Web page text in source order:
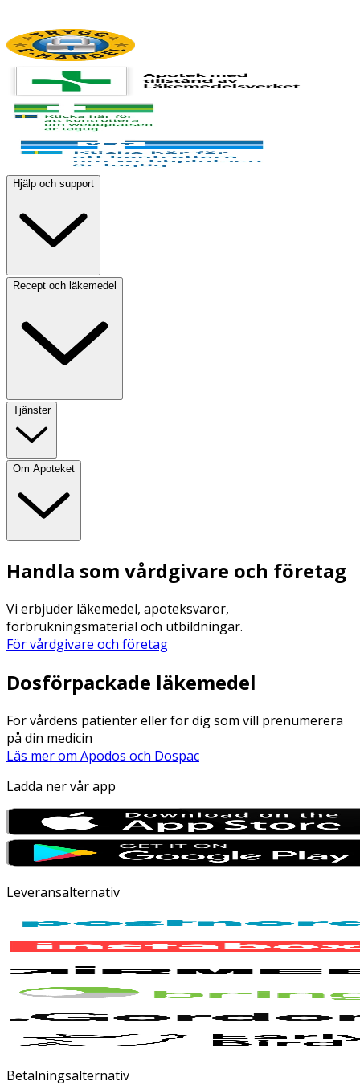
Hjälp och support
Recept och läkemedel
Tjänster
Om Apoteket
Handla som vårdgivare och företag
Vi erbjuder läkemedel, apoteksvaror,
förbrukningsmaterial och utbildningar.
För vårdgivare och företag
Dosförpackade läkemedel
För vårdens patienter eller för dig som vill prenumerera
på din medicin
Läs mer om Apodos och Dospac
Ladda ner vår app
Leveransalternativ
Betalningsalternativ